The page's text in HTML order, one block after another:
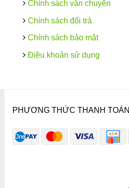
Chính sách vận chuyển
Chính sách đổi trả
Chính sách bảo mật
Điều khoản sử dụng
PHƯƠNG THỨC THANH TOÁN